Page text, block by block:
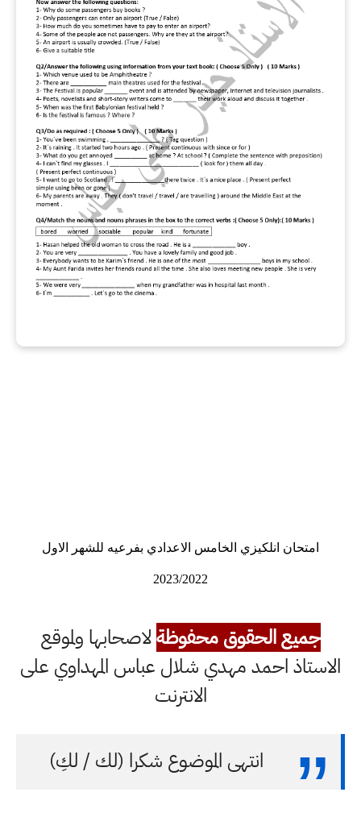
امتحان انلكيزي الخامس الاعدادي بفرعيه للشهر الاول
2023/2022
جميع الحقوق محفوظةلاصحابها ولموقع
الاستاذ احمد مهدي شلال عباس المهداوي على
الانترنت
انتهى الموضوع شكرا (لك / لكِ)